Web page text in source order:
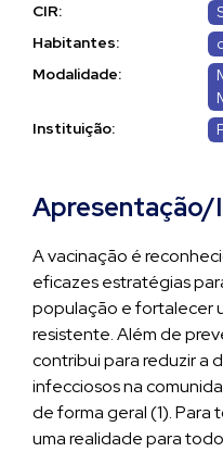
CIR:
Habitantes:
Modalidade:
Instituição:
Apresentação/
A vacinação é
eficazes estratégias
população e fortalecer
resistente. Além de
contribui para reduzir a
infecciosos na
de forma geral (1). Para
uma realidade para